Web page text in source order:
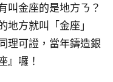
叫金座的是地方ㄋ？
地方就叫「金座」
理可證，當年鑄造銀
』囉！